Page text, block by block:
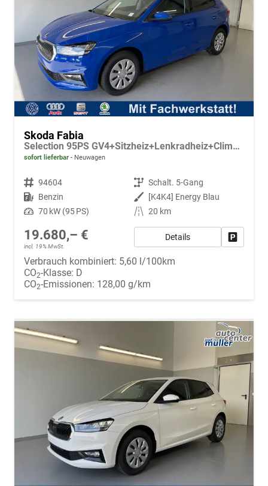
Skoda Fabia
Selection 95PS GV4+Sitzheiz+Lenkradheiz+Climatronic+Sunset+AppConnect+PDC
sofort lieferbar Neuwagen
Fahrzeugnr. 94604 Getriebe Schalt. 5-Gang
Kraftstoff Benzin Außenfarbe [K4K4] Energy Blau
Leistung 70 kW (95 PS) Kilometerstand 20 km
19.680,– €
incl. 19% MwSt.
Details
Verbrauch kombiniert: 5,60 l/100km
CO2-Klasse: D
CO2-Emissionen: 128,00 g/km